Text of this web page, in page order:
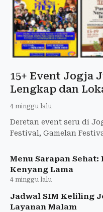
15+ Event Jogja
Lengkap dan
4 minggu lalu
Deretan event seru di
Festival, Gamelan
Menu Sarapan
Kenyang Lama
4 minggu lalu
Jadwal SIM Keliling
Layanan Malam